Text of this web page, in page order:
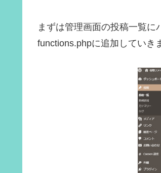
まずは管理画面の投稿一覧
functions.phpに追加していき